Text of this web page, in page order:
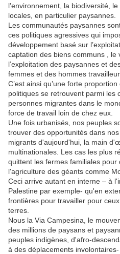
l’environnement, la biodiversité,
locales, en particulier paysannes.
Les communautés paysannes
ces politiques agressives qui
développement basé sur
captation des biens communs , le
l’exploitation des paysannes et
femmes et des hommes
C’est ainsi qu’une forte
politiques se retrouvent parmi les
personnes migrantes dans le
force de travail loin de chez eux.
Une fois urbanisés, nos peuples
trouver des opportunités dans
migrants d'aujourd'hui, la main
multinationales. Les cas les plus
quittent les fermes familiales
l'agriculture des géants comme
Ceci arrive autant en interne – à
Palestine par exemple- qu'en
frontières pour travailler pour
terres.
Nous la Via Campesina, le
des millions de paysans et
peuples indigènes, d'afro-
à des déplacements